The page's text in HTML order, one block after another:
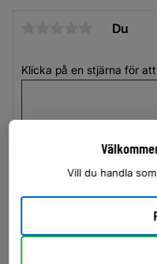
Du
Klicka på en stjärna för
Vill du handla